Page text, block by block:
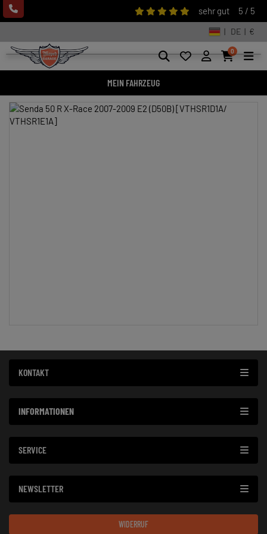
sehr gut 5 / 5
| DE | €
0
MEIN FAHRZEUG
KONTAKT
INFORMATIONEN
SERVICE
NEWSLETTER
WIDERRUF